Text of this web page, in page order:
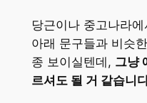
당근이나 중고나라
아래 문구들과 비슷
종 보이실텐데, 그냥
르셔도 될 거 같습니